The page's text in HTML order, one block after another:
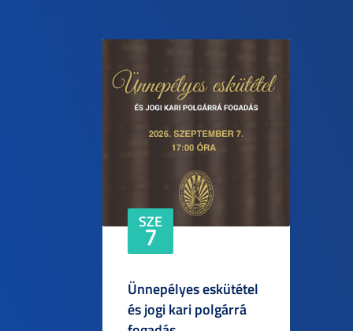
SZE
7
Ünnepélyes eskütétel
és jogi kari polgárrá